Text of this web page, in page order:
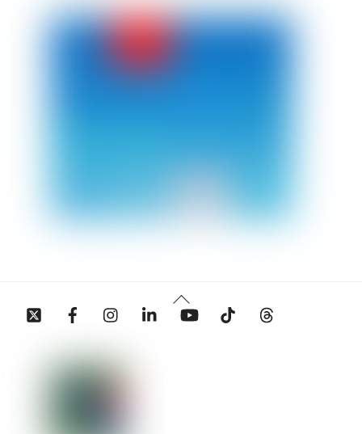
Back
To
Twitter Facebook InstagramLinkedin YouTube Tiktok